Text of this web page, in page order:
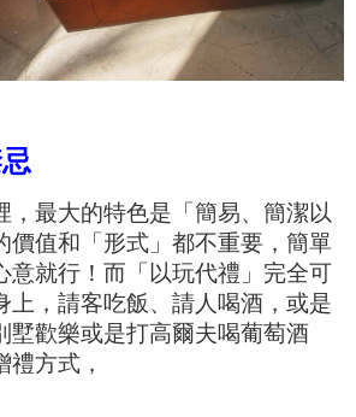
，最大的特色是「簡易、簡潔以
價值和「形式」都不重要，簡單
就行！ 而「以玩代禮」完全可
上， 請客吃飯、請人喝酒，或是
墅歡樂或是打高爾夫喝葡萄酒
方式，